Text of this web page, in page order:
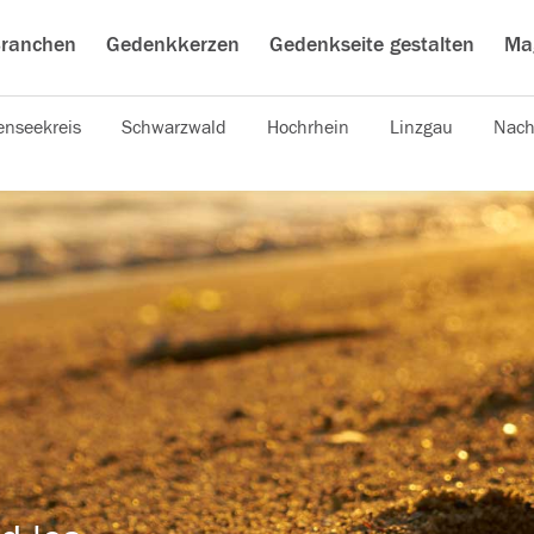
Gedenkkerzen Gedenkseite gestalten
Schwarzwald Hochrhein Linzgau